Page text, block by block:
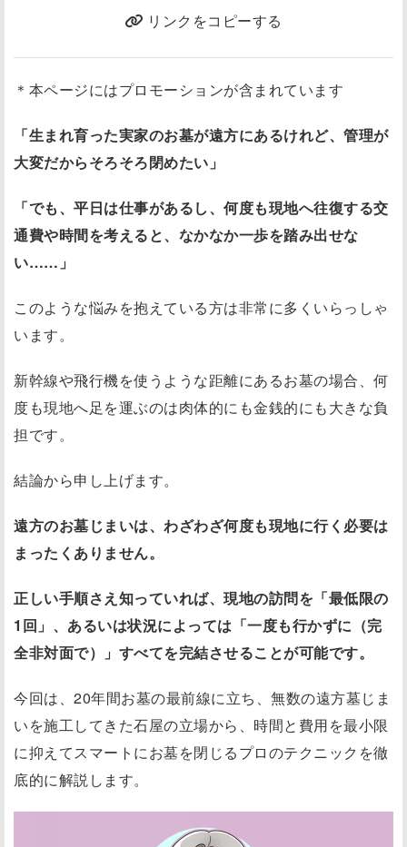
リンクをコピーする
＊本ページにはプロモーションが含まれています
「生まれ育った実家のお墓が遠方にあるけれど、管理が
大変だからそろそろ閉めたい」
「でも、平日は仕事があるし、何度も現地へ往復する交
通費や時間を考えると、なかなか一歩を踏み出せな
い……」
このような悩みを抱えている方は非常に多くいらっしゃ
います。
新幹線や飛行機を使うような距離にあるお墓の場合、何
度も現地へ足を運ぶのは肉体的にも金銭的にも大きな負
担です。
結論から申し上げます。
遠方のお墓じまいは、わざわざ何度も現地に行く必要は
まったくありません。
正しい手順さえ知っていれば、現地の訪問を「最低限の
1回」、あるいは状況によっては「一度も行かずに（完
全非対面で）」すべてを完結させることが可能です。
今回は、20年間お墓の最前線に立ち、無数の遠方墓じま
いを施工してきた石屋の立場から、時間と費用を最小限
に抑えてスマートにお墓を閉じるプロのテクニックを徹
底的に解説します。